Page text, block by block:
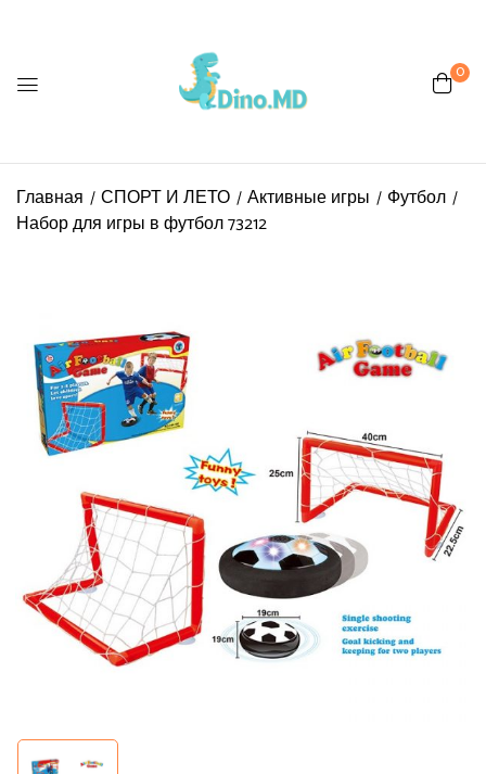
0
Главная СПОРТ И ЛЕТО Активные игры
Футбол
Набор для игры в футбол 73212
Be the first to review “Набор
Ваш адрес email не будет
опубликован. Обязательные поля